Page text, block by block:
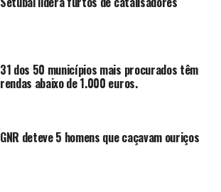
31 dos 50 municípios mais procurados têm
rendas abaixo de 1.000 euros.
GNR deteve 5 homens que caçavam ouriços